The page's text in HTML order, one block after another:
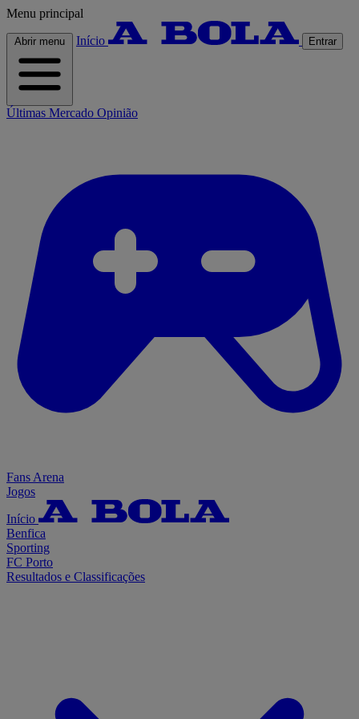
Menu principal
Abrir menu Início Entrar
Últimas Mercado Opinião
Fans Arena
Jogos
Início
Benfica
Sporting
FC Porto
Resultados e Classificações